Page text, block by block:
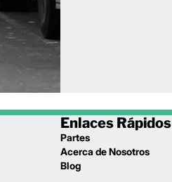
Enlaces Rápidos
Partes
Acerca de Nosotros
Blog